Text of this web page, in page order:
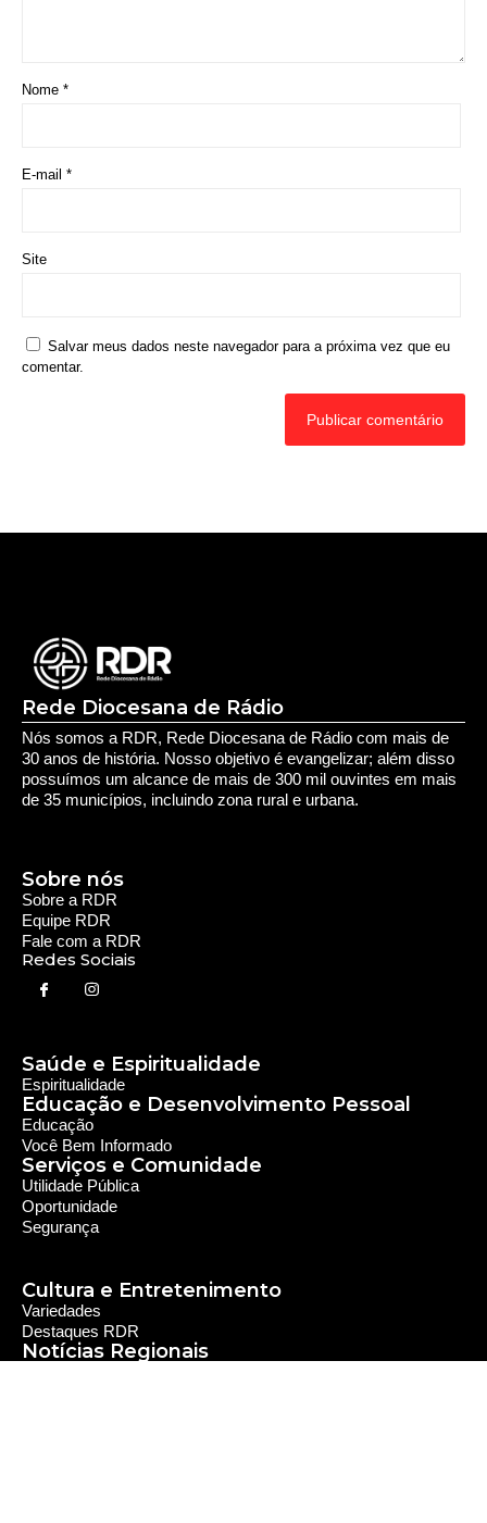
Nome *
E-mail *
Site
Salvar meus dados neste navegador para a próxima vez que eu
comentar.
Rede Diocesana de Rádio
Nós somos a RDR, Rede Diocesana de Rádio com mais de
30 anos de história. Nosso objetivo é evangelizar; além disso
possuímos um alcance de mais de 300 mil ouvintes em mais
de 35 municípios, incluindo zona rural e urbana.
Sobre a RDR
Equipe RDR
Fale com a RDR
Redes Sociais
Sobre nós
Saúde e Espiritualidade
Espiritualidade
Educação e Desenvolvimento Pessoal
Educação
Você Bem Informado
Serviços e Comunidade
Utilidade Pública
Oportunidade
Segurança
Cultura e Entretenimento
Notícias Regionais
Variedades
Destaques RDR